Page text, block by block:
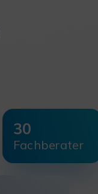
30
Fachberater